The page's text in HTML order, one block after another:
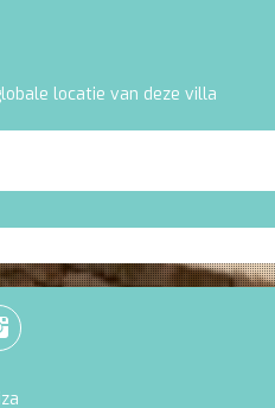
locatie van deze villa